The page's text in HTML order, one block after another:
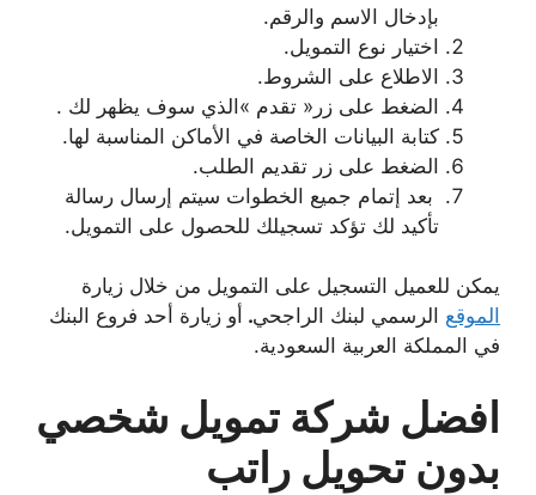
بإدخال الاسم والرقم.
اختيار نوع التمويل.
الاطلاع على الشروط.
الضغط على زر« تقدم »الذي سوف يظهر لك .
كتابة البيانات الخاصة في الأماكن المناسبة لها.
الضغط على زر تقديم الطلب.
بعد إتمام جميع الخطوات سيتم إرسال رسالة
تأكيد لك تؤكد تسجيلك للحصول على التمويل.
يمكن للعميل التسجيل على التمويل من خلال زيارة
الموقع الرسمي لبنك الراجحي. أو زيارة أحد فروع البنك
في المملكة العربية السعودية.
افضل شركة تمويل شخصي
بدون تحويل راتب